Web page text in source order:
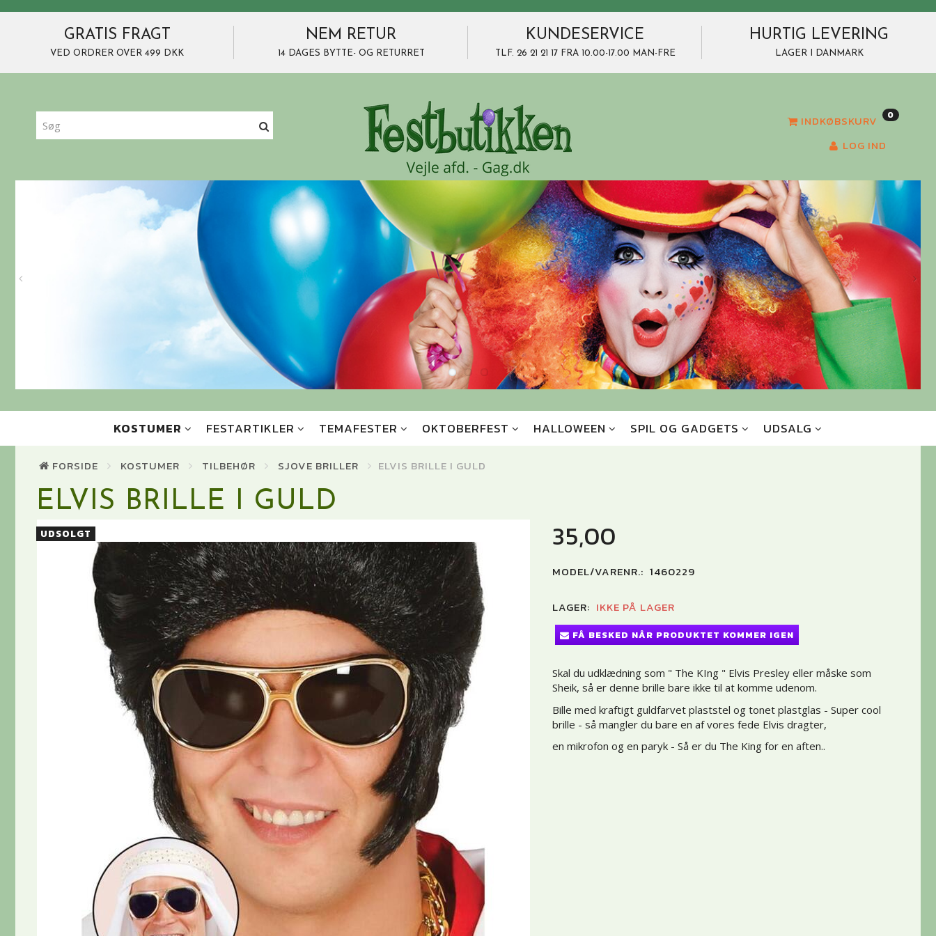
GRATIS FRAGT
VED ORDRER OVER 499 DKK
NEM RETUR
14 DAGES BYTTE- OG RETURRET
KUNDESERVICE
TLF. 26 21 21 17 FRA 10.00-17.00 MAN-FRE
HURTIG LEVERING
LAGER I DANMARK
INDKØBSKURV 0
LOG IND
KOSTUMER FESTARTIKLER TEMAFESTER OKTOBERFEST HALLOWEEN SPIL OG GADGETS UDSALG
FORSIDE KOSTUMER TILBEHØR SJOVE BRILLER ELVIS BRILLE I GULD
ELVIS BRILLE I GULD
UDSOLGT 35,00
MODEL/VARENR.: 1460229
LAGER: IKKE PÅ LAGER
FÅ BESKED NÅR PRODUKTET KOMMER IGEN
Skal du udklædning som " The KIng " Elvis Presley eller måske som
Sheik, så er denne brille bare ikke til at komme udenom.
Bille med kraftigt guldfarvet plaststel og tonet plastglas - Super cool
brille - så mangler du bare en af vores fede Elvis dragter,
en mikrofon og en paryk - Så er du The King for en aften..